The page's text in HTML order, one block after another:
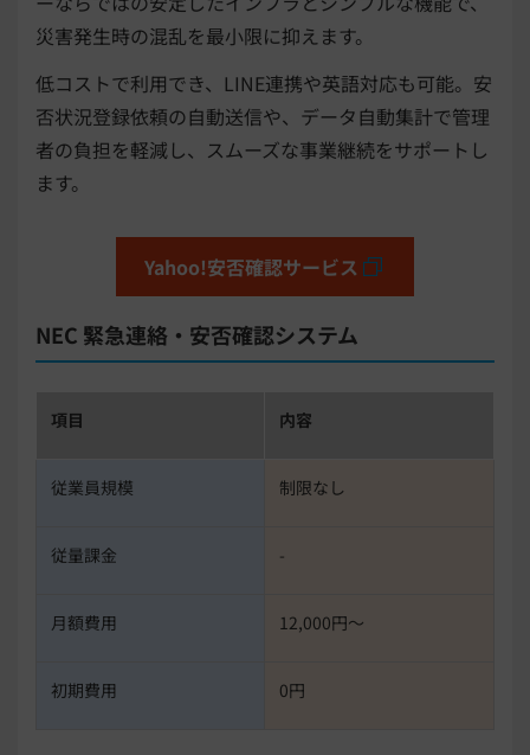
災害発生時の混乱を最小限に抑えます。
低コストで利用でき、LINE連携や英語対応も可能。安
否状況登録依頼の自動送信や、データ自動集計で管理
者の負担を軽減し、スムーズな事業継続をサポートし
ます。
Yahoo!安否確認サービス
NEC 緊急連絡・安否確認システム
項目 内容
従業員規模 制限なし
従量課金 -
月額費用 12,000円〜
初期費用 0円